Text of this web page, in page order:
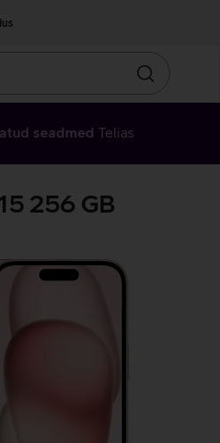
Otsin
seadmed Telias
256 GB